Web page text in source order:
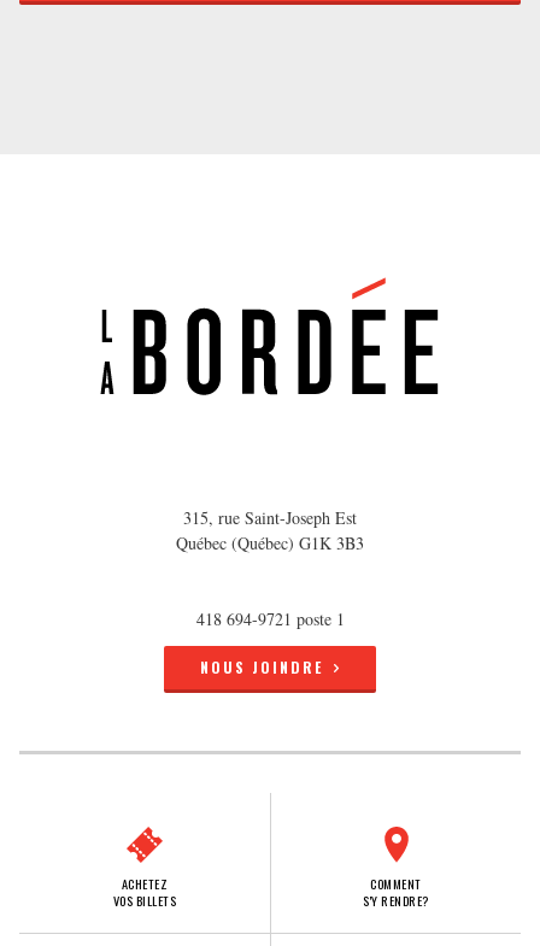
315, rue Saint-Joseph Est
Québec (Québec) G1K 3B3
418 694-9721 poste 1
NOUS JOINDRE
ACHETEZ
VOS BILLETS
COMMENT
S'Y RENDRE?